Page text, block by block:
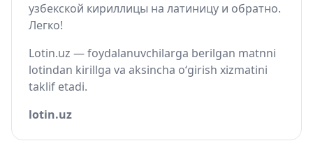
узбекской кириллицы на латиницу и обратно.
Легко!
Lotin.uz — foydalanuvchilarga berilgan matnni
lotindan kirillga va aksincha o‘girish xizmatini
taklif etadi.
lotin.uz